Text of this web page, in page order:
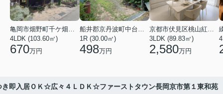
4LDK (103.60㎡)
670万円
1R (30.00㎡)
498万円
3LDK (89.83㎡)
2,580万円
即入居ＯＫ☆広々４ＬＤＫ☆ファーストタウン長岡京市第１東和苑